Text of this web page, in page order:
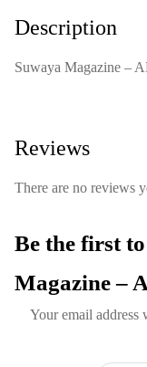
Description
Suwaya Magazine –
Reviews
There are no reviews
Be the first
Magazine –
Your email address